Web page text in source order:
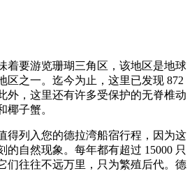
着要游览珊瑚三角区，该地区是地球
区之一。迄今为止，这里已发现 872
外，这里还有许多受保护的无脊椎动
椰子蟹。
得列入您的德拉湾船宿行程，因为这
的自然现象。每年都有超过 15000 只
们往往不远万里，只为繁殖后代。德